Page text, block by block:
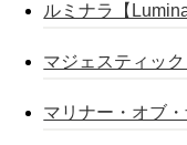
ルミナラ【
マジェスティッ
マリナー・オブ